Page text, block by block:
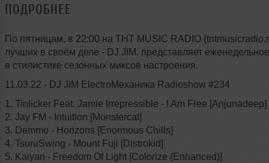
ПОДРОБНЕЕ
По пятницам, в 22:00 на THT MUSIC RADIO
лучших в своём деле - DJ JIM, представляет
в стилистике сезонных миксов настроения.
11.03.22 - DJ JIM ElectroМеханика Radioshow #234
1. Tinlicker Feat. Jamie Irrepressible - I Am Free [Anjunadeep]
2. Jay FM - Intuition [Monstercat]
3. Demmo - Horizons [Enormous Chills]
4. TsuruSwing - Mount Fuji [Distrokid]
5. Kaiyan - Freedom Of Light [Colorize (Enhanced)]